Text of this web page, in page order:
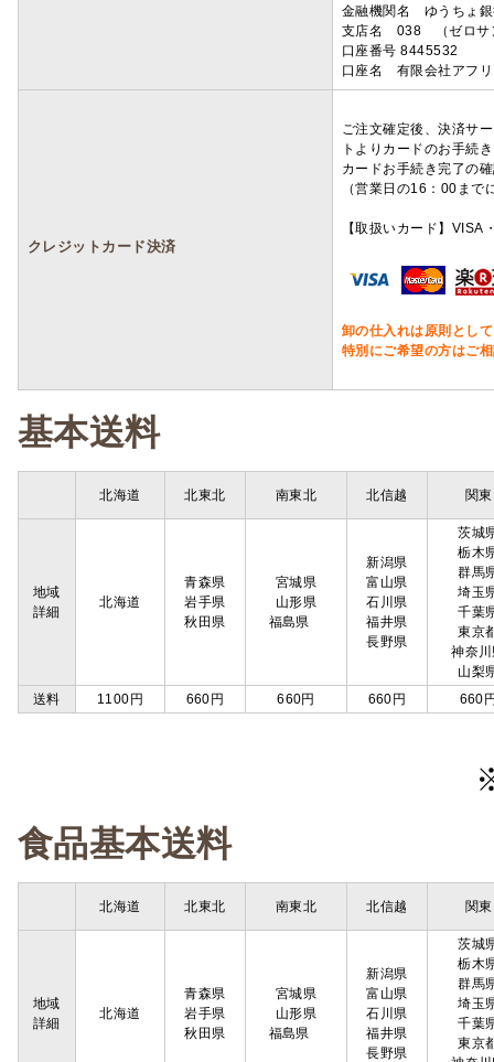
金融機関名 ゆうちょ
支店名 038 （ゼロサ
口座番号 8445532
口座名 有限会社アフ
クレジットカード決済
ご注文確定後、決済サ
トよりカードのお手続
カードお手続き完了の
（営業日の16：00ま
【取扱いカード】
卸の仕入れは原則とし
特別にご希望の方はご
基本送料
北海道 北東北 南東北 北信越 関東
地域
詳細
北海道
青森県
岩手県
秋田県
宮城県
山形県
福島県
新潟県
富山県
石川県
福井県
長野県
茨城
栃木
群馬
埼玉
千葉
東京
神奈
山梨
送料
1100円 660円 660円 660円 660
食品基本送料
北海道 北東北 南東北 北信越 関東
地域
詳細
北海道
青森県
岩手県
秋田県
宮城県
山形県
福島県
新潟県
富山県
石川県
福井県
長野県
茨城
栃木
群馬
埼玉
千葉
東京